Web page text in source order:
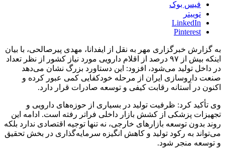
فیس بوک
توییتر
LinkedIn
Pinterest
به گزارش خبرگزاری مهر به نقل از ایفدانا، مهدی پیرصالحی، با بیان
اینکه بیش از ۹۷ درصد از اقلام دارویی مورد نیاز کشور از نظر تعداد
در داخل تولید می‌شود، افزود: این دستاورد بزرگ نشان می‌دهد
صنعت داروسازی ایران از مرحله خودکفایی کمی عبور کرده و
اکنون در آستانه رقابت کیفی و توسعه صادرات قرار دارد.
وی تأکید کرد: ظرفیت تولید در بسیاری از حوزه‌های دارویی و
تجهیزات پزشکی از کشش بازار داخلی فراتر رفته است. ادامه این
روند بدون توسعه بازارهای خارجی، نه تنها توجیه اقتصادی ندارد بلکه
می‌تواند به رکود تولید و کاهش انگیزه سرمایه‌گذاری در بخش تحقیق
و توسعه منجر شود.